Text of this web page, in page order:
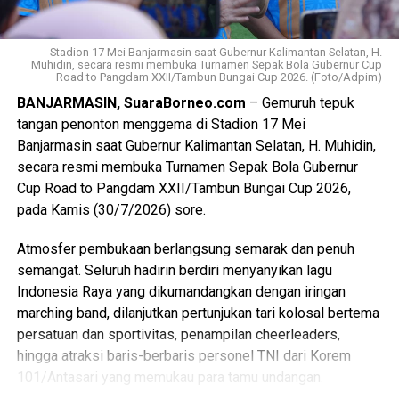
penyampaian melalui media sosial atau kanal resmi PLN.
Ditambahkan oleh Hadi, bahwa masyarakat juga sudah
berupaya menyampaikan keluhan atau pengaduan melalui
aplikasi PLN Mobile namun tidak mendapat tindak lanjut
yang patut dan secara substansi tidak selesai.
Pemadaman terus terjadi berulang tanpa ada penjelasan
spesifik mengenai kendala dan upaya-upaya yang
dilakukan PLN. Hal ini tentu berdampak besar, “warga
mengalami kerugian, diantaranya kerusakan alat rumah
tangga dan gangguan terhadap aktivitas perekonomian
maupun kegiatan sehari-hari, seperti perawatan anak yang
masih bayi dan orang tua yang sedang sakit”, ungkap Hadi.
Mengacu kepada UU Nomor 25 Tahun 2009 tentang
Pelayanan Publik, penyelenggara pelayanan publik dalam
hal ini PLN wajib memberikan pelayanan yang berkualitas
sesuai dengan asas penyelenggaraan pelayanan publik.
Stadion 17 Mei Banjarmasin saat Gubernur Kalimantan Selatan, H.
Muhidin, secara resmi membuka Turnamen Sepak Bola Gubernur Cup
Road to Pangdam XXII/Tambun Bungai Cup 2026. (Foto/Adpim)
BANJARMASIN, SuaraBorneo.com – Gemuruh tepuk
tangan penonton menggema di Stadion 17 Mei
Banjarmasin saat Gubernur Kalimantan Selatan, H. Muhidin,
secara resmi membuka Turnamen Sepak Bola Gubernur
Cup Road to Pangdam XXII/Tambun Bungai Cup 2026,
pada Kamis (30/7/2026) sore.
Atmosfer pembukaan berlangsung semarak dan penuh
semangat. Seluruh hadirin berdiri menyanyikan lagu
Indonesia Raya yang dikumandangkan dengan iringan
marching band, dilanjutkan pertunjukan tari kolosal bertema
persatuan dan sportivitas, penampilan cheerleaders,
hingga atraksi baris-berbaris personel TNI dari Korem
101/Antasari yang memukau para tamu undangan.